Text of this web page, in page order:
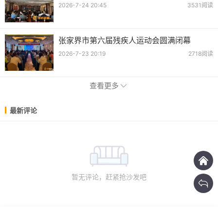
2026-7-24 20:45 3531阅读
张家界市第六届残疾人运动会圆满闭幕
2026-7-23 20:19 2718阅读
查看更多
最新评论
暂无评论，赶紧抢沙发吧